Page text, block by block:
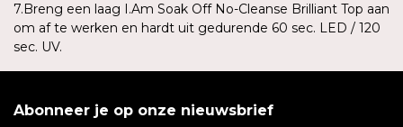
7.Breng een laag I.Am Soak Off No-Cleanse Brilliant Top aan
om af te werken en hardt uit gedurende 60 sec. LED / 120
sec. UV.
Abonneer je op onze nieuwsbrief